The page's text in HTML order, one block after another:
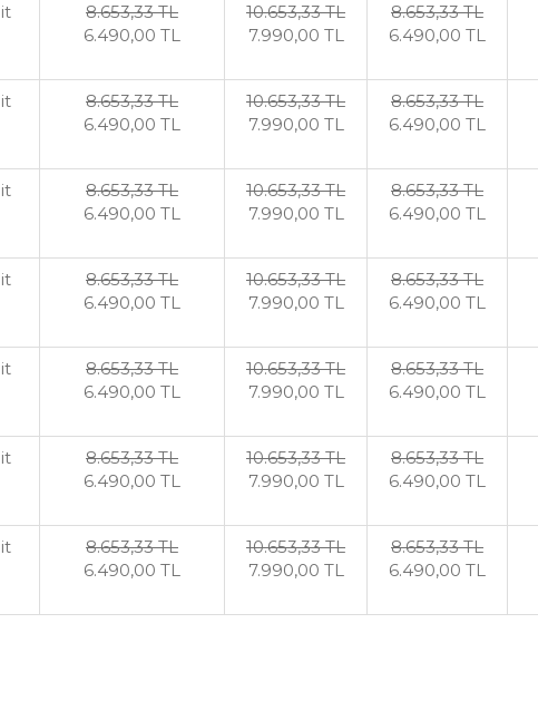
8.653,33TL
6.490,00 TL
10.653,33TL
7.990,00 TL
8.653,33TL
6.490,00 TL
8.653,33TL
6.490,00 TL
10.653,33TL
7.990,00 TL
8.653,33TL
6.490,00 TL
8.653,33TL
6.490,00 TL
10.653,33TL
7.990,00 TL
8.653,33TL
6.490,00 TL
8.653,33TL
6.490,00 TL
10.653,33TL
7.990,00 TL
8.653,33TL
6.490,00 TL
8.653,33TL
6.490,00 TL
10.653,33TL
7.990,00 TL
8.653,33TL
6.490,00 TL
8.653,33TL
6.490,00 TL
10.653,33TL
7.990,00 TL
8.653,33TL
6.490,00 TL
8.653,33TL
6.490,00 TL
10.653,33TL
7.990,00 TL
8.653,33TL
6.490,00 TL